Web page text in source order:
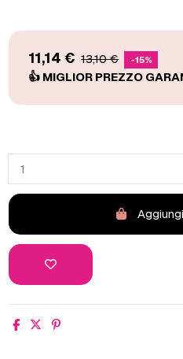
11,14 € 13,10 € -15%